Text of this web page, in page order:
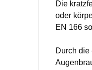
Die
oder
EN 166
Durch